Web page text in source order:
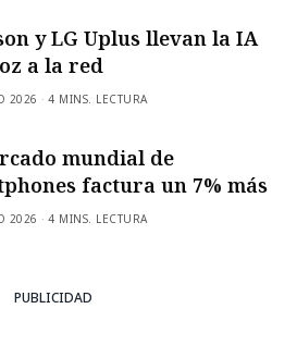
y LG Uplus llevan la IA
a la red
2026 4 MINS. LECTURA
mundial de
factura un 7% más
2026 4 MINS. LECTURA
PUBLICIDAD